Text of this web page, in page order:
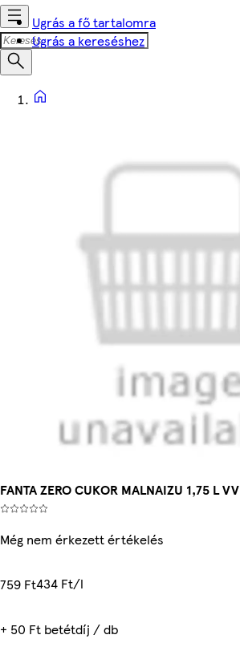
Ugrás a fő tartalomra
Ugrás a kereséshez
FANTA ZERO CUKOR MALNAIZU 1,75 L VV
Még nem érkezett értékelés
759 Ft434 Ft/l
+ 50 Ft betétdíj / db